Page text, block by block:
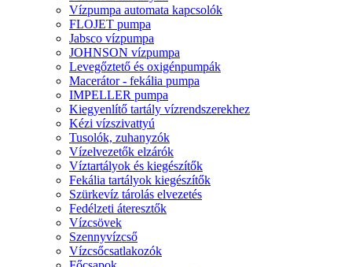
Vízpumpa automata kapcsolók
FLOJET pumpa
Jabsco vízpumpa
JOHNSON vízpumpa
Levegőztető és oxigénpumpák
Macerátor - fekália pumpa
IMPELLER pumpa
Kiegyenlítő tartály vízrendszerekhez
Kézi vízszivattyú
Tusolók, zuhanyzók
Vízelvezetők elzárók
Víztartályok és kiegészítők
Fekália tartályok kiegészítők
Szürkevíz tárolás elvezetés
Fedélzeti áteresztők
Vízcsövek
Szennyvízcső
Vízcsőcsatlakozók